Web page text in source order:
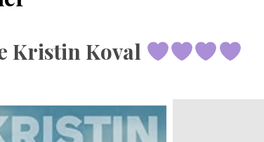
Kristin Koval